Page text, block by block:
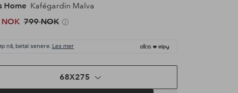
Home Kafégardin Malva
799 NOK
nå, betal senere. Les mer
68X275